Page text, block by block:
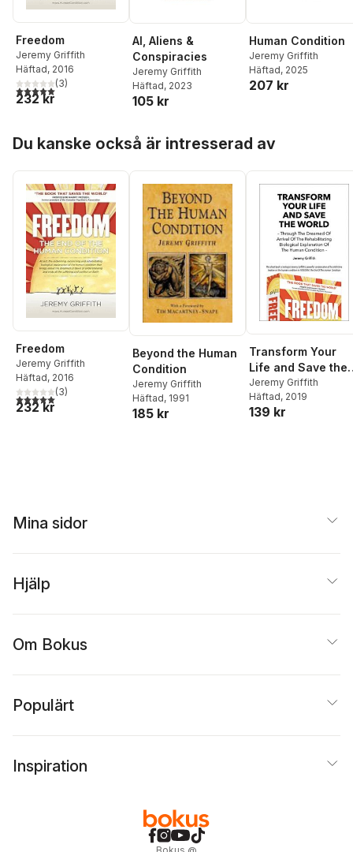
Freedom
Jeremy Griffith
Häftad, 2016
5,0utav 5 stjärnor. Totalt antal röster:
(3)
232 kr
AI, Aliens &
Conspiracies
Jeremy Griffith
Häftad, 2023
105 kr
Human Condition
Jeremy Griffith
Häftad, 2025
207 kr
Du kanske också är intresserad av
Freedom
Jeremy Griffith
Häftad, 2016
5,0utav 5 stjärnor. Totalt antal röster:
(3)
232 kr
Beyond the Human
Condition
Jeremy Griffith
Häftad, 1991
185 kr
Transform Your
Life and Save the
World
Jeremy Griffith
Häftad, 2019
139 kr
Mina sidor
Hjälp
Om Bokus
Populärt
Inspiration